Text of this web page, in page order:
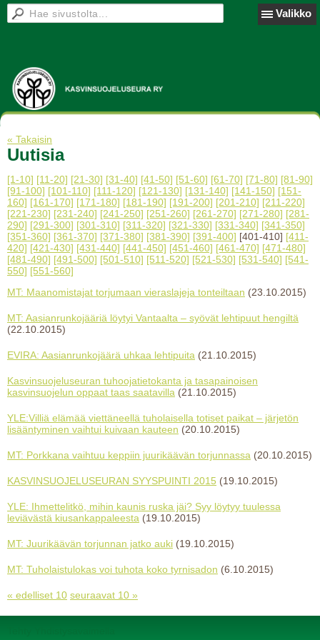
Valikko
« Takaisin
Uutisia
[1-10] [11-20] [21-30] [31-40] [41-50] [51-60] [61-70] [71-80] [81-90]
[91-100] [101-110] [111-120] [121-130] [131-140] [141-150] [151-
160] [161-170] [171-180] [181-190] [191-200] [201-210] [211-220]
[221-230] [231-240] [241-250] [251-260] [261-270] [271-280] [281-
290] [291-300] [301-310] [311-320] [321-330] [331-340] [341-350]
[351-360] [361-370] [371-380] [381-390] [391-400] [401-410] [411-
420] [421-430] [431-440] [441-450] [451-460] [461-470] [471-480]
[481-490] [491-500] [501-510] [511-520] [521-530] [531-540] [541-
550] [551-560]
MT: Maanomistajat torjumaan vieraslajeja tonteiltaan (23.10.2015)
MT: Aasianrunkojääriä löytyi Vantaalta – syövät lehtipuut hengiltä
(22.10.2015)
EVIRA: Aasianrunkojäärä uhkaa lehtipuita (21.10.2015)
Kasvinsuojeluseuran tuhoojatietokanta ja tasapainoisen
kasvinsuojelun oppaat taas saatavilla (21.10.2015)
YLE:Villiä elämää viettäneellä tuholaisella totiset paikat – järjetön
lisääntyminen vaihtui kuivaan kauteen (20.10.2015)
MT: Porkkana vaihtuu keppiin juurikäävän torjunnassa (20.10.2015)
KASVINSUOJELUSEURAN SYYSPUINTI 2015 (19.10.2015)
YLE: Ihmettelitkö, mihin kaunis ruska jäi? Syy löytyy tuulessa
leviävästä kiusankappaleesta (19.10.2015)
MT: Juurikäävän torjunnan jatko auki (19.10.2015)
MT: Tuholaistulokas voi tuhota koko tyrnisadon (6.10.2015)
« edelliset 10 seuraavat 10 »